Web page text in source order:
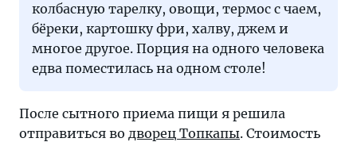
колбасную тарелку, овощи, термос с чаем,
бёреки, картошку фри, халву, джем и
многое другое. Порция на одного человека
едва поместилась на одном столе!
После сытного приема пищи я решила
отправиться во дворец Топкапы. Стоимость